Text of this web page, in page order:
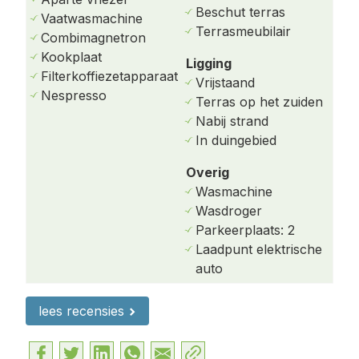
Luxe open keuken, compleet uitgerust met:
Siemens inductiekookplaat
Combi-magnetron oven
Koelkast met apart vriesvak
Vaatwasser (voor een volledig overzicht, zie
De woonkamer is zeer ruimtelijk en licht, met twee
comfortabele zithoeken, een royale eettafel,
flatscreen-tv, vloerverwarming en een open
haard.
Een extra grote tafel biedt ruimte om creatief te
werken, thuis te vergaderen of samen spelletjes te
Vaatwasmachine
Combimagnetron
Kookplaat
Filterkoffiezetapparaat
Nespresso
Beschut terras
Terrasmeubilair
Ligging
Vrijstaand
Terras op het zuiden
Nabij strand
In duingebied
Overig
Wasmachine
Wasdroger
Parkeerplaats: 2
Laadpunt elektrische
auto
lees recensies